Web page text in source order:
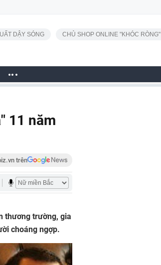
DẬY SÓNG CHỦ SHOP ONLINE "KHÓC RÒNG"
11 năm
trên
thương trường, gia
choáng ngợp.